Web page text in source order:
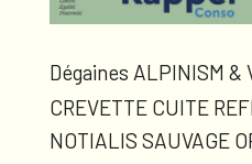
Dégaines ALPINISM &
CREVETTE CUITE
NOTIALIS SAUVAGE